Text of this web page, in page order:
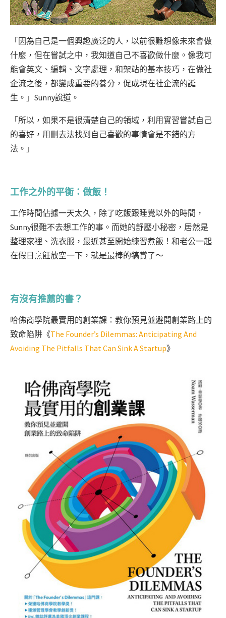
「因為自己是一個興趣廣泛的人，以前很難想像未來會做
什麼，但在嘗試之中，我知道自己不喜歡做什麼。像我可
能會英文、編輯、文字處理，和架站的基本技巧，在做社
企流之後，都變成重要的養分，促成現在社企流的誕
生。」Sunny說道。
「所以，如果不是很清楚自己的領域，利用實習嘗試自己
的喜好，用刪去法找到自己喜歡的事情會是不錯的方
法。」
工作之外的平衡：做飯！
工作時間佔據一天太久，除了吃飯跟睡覺以外的時間，
Sunny很難不去想工作的事。 而她的舒壓小秘密，居然是
整理家裡、洗衣服，最近甚至開始練習煮飯！和老公一起
在假日烹飪放空一下，就是最棒的犒賞了～
有沒有推薦的書？
哈佛商學院最實用的創業課：教你預見並避開創業路上的
致命陷阱 《The Founder’s Dilemmas: Anticipating And
Avoiding The Pitfalls That Can Sink A Startup》